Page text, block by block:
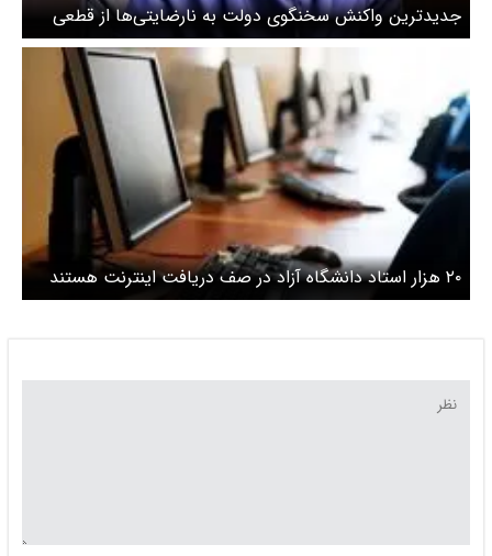
جدیدترین واکنش سخنگوی دولت به نارضایتی‌ها از قطعی
اینترنت / عصبانیت مردم کاملا درست است
۲۰ هزار استاد دانشگاه آزاد در صف دریافت اینترنت هستند